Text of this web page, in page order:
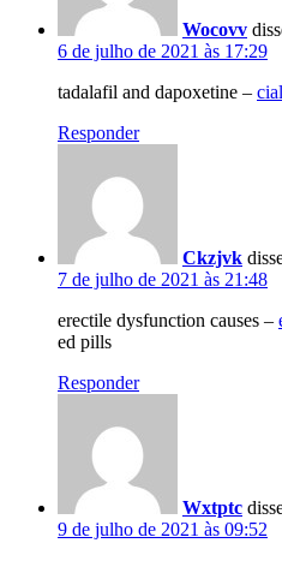
Wocovv
6 de julho de 2021 às 17:29
tadalafil and dapoxetine –
Responder
Ckzjvk
7 de julho de 2021 às 21:48
erectile dysfunction causes –
ed pills
Responder
Wxtptc
9 de julho de 2021 às 09:52